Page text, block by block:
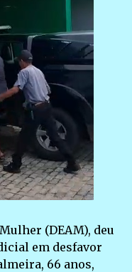
(DEAM), deu
em desfavor
66 anos,